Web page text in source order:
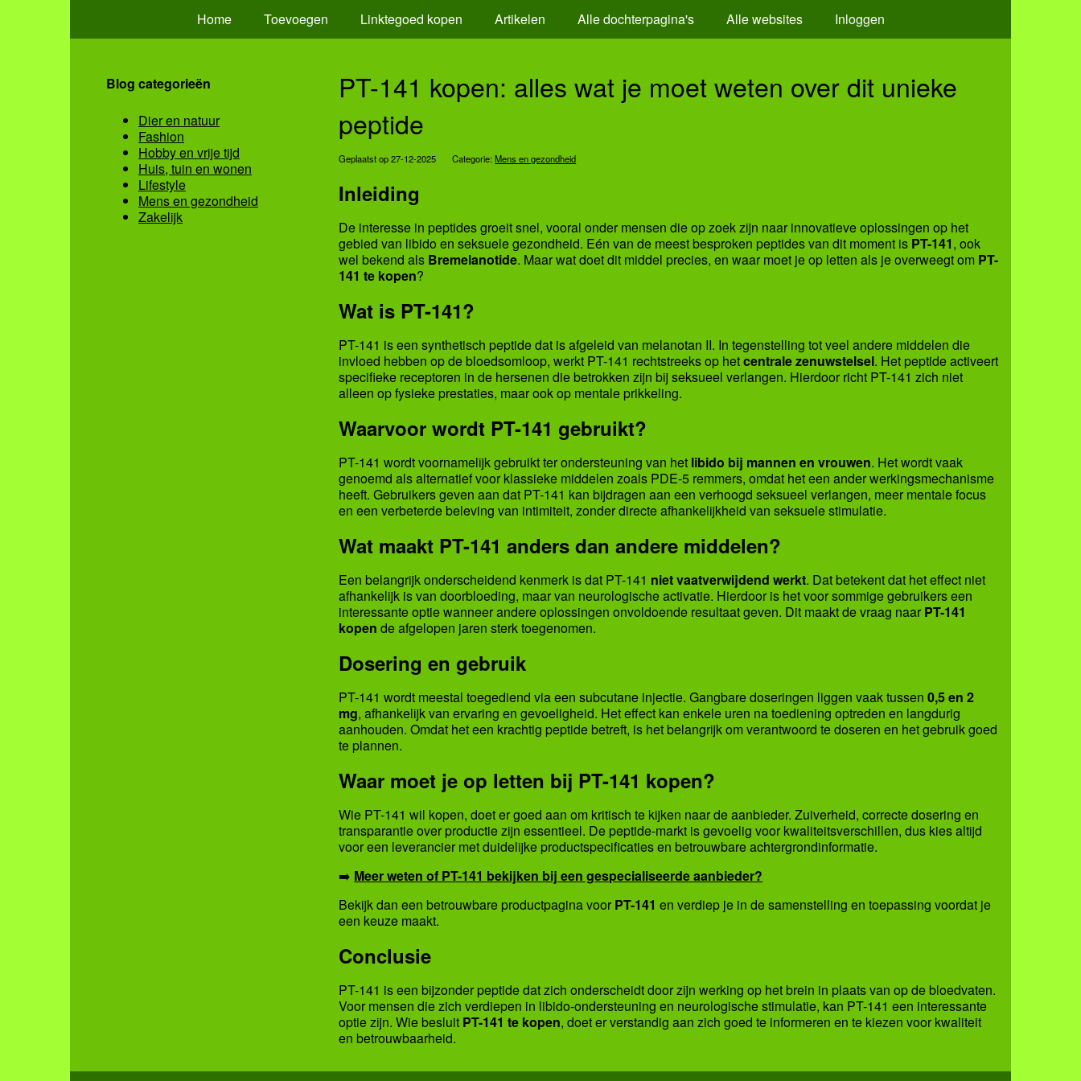
Home Toevoegen Linktegoed kopen Artikelen Alle dochterpagina's Alle websites Inloggen
PT-141 kopen: alles wat je moet weten over dit unieke
peptide
Geplaatst op 27-12-2025 Categorie:Mens en gezondheid
Inleiding
De interesse in peptides groeit snel, vooral onder mensen die op zoek zijn naar innovatieve oplossingen op het
gebied van libido en seksuele gezondheid. Eén van de meest besproken peptides van dit moment is PT-141, ook
wel bekend als Bremelanotide. Maar wat doet dit middel precies, en waar moet je op letten als je overweegt om PT-
141 te kopen?
Wat is PT-141?
PT-141 is een synthetisch peptide dat is afgeleid van melanotan II. In tegenstelling tot veel andere middelen die
invloed hebben op de bloedsomloop, werkt PT-141 rechtstreeks op hetcentrale zenuwstelsel. Het peptide activeert
specifieke receptoren in de hersenen die betrokken zijn bij seksueel verlangen. Hierdoor richt PT-141 zich niet
alleen op fysieke prestaties, maar ook op mentale prikkeling.
Waarvoor wordt PT-141 gebruikt?
PT-141 wordt voornamelijk gebruikt ter ondersteuning van het libido bij mannen en vrouwen. Het wordt vaak
genoemd als alternatief voor klassieke middelen zoals PDE-5 remmers, omdat het een ander werkingsmechanisme
heeft. Gebruikers geven aan dat PT-141 kan bijdragen aan een verhoogd seksueel verlangen, meer mentale focus
en een verbeterde beleving van intimiteit, zonder directe afhankelijkheid van seksuele stimulatie.
Wat maakt PT-141 anders dan andere middelen?
Een belangrijk onderscheidend kenmerk is dat PT-141 niet vaatverwijdend werkt. Dat betekent dat het effect niet
afhankelijk is van doorbloeding, maar van neurologische activatie. Hierdoor is het voor sommige gebruikers een
interessante optie wanneer andere oplossingen onvoldoende resultaat geven. Dit maakt de vraag naarPT-141
kopen de afgelopen jaren sterk toegenomen.
Dosering en gebruik
PT-141 wordt meestal toegediend via een subcutane injectie. Gangbare doseringen liggen vaak tussen0,5 en 2
mg, afhankelijk van ervaring en gevoeligheid. Het effect kan enkele uren na toediening optreden en langdurig
aanhouden. Omdat het een krachtig peptide betreft, is het belangrijk om verantwoord te doseren en het gebruik goed
te plannen.
Waar moet je op letten bij PT-141 kopen?
Wie PT-141 wil kopen, doet er goed aan om kritisch te kijken naar de aanbieder. Zuiverheid, correcte dosering en
transparantie over productie zijn essentieel. De peptide-markt is gevoelig voor kwaliteitsverschillen, dus kies altijd
voor een leverancier met duidelijke productspecificaties en betrouwbare achtergrondinformatie.
➡️ Meer weten of PT-141 bekijken bij een gespecialiseerde aanbieder?
Bekijk dan een betrouwbare productpagina voorPT-141 en verdiep je in de samenstelling en toepassing voordat je
een keuze maakt.
Conclusie
PT-141 is een bijzonder peptide dat zich onderscheidt door zijn werking op het brein in plaats van op de bloedvaten.
Voor mensen die zich verdiepen in libido-ondersteuning en neurologische stimulatie, kan PT-141 een interessante
optie zijn. Wie besluit PT-141 te kopen, doet er verstandig aan zich goed te informeren en te kiezen voor kwaliteit
en betrouwbaarheid.
Blog categorieën
Dier en natuur
Fashion
Hobby en vrije tijd
Huis, tuin en wonen
Lifestyle
Mens en gezondheid
Zakelijk